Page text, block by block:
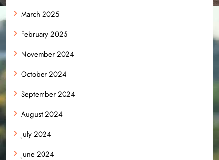
March 2025
February 2025
November 2024
October 2024
September 2024
August 2024
July 2024
June 2024